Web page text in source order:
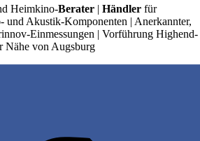
Heimkino-Berater |Händler für
und Akustik-Komponenten | Anerkannter,
Einmessungen | Vorführung Highend-
Nähe von Augsburg